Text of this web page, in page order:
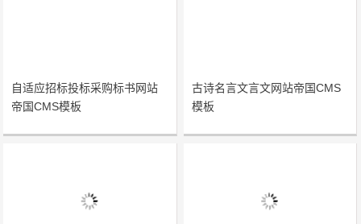
自适应招标投标采购标书网站
帝国CMS模板
古诗名言文言文网站帝国CMS
模板